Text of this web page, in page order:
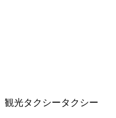
観光タクシータクシー